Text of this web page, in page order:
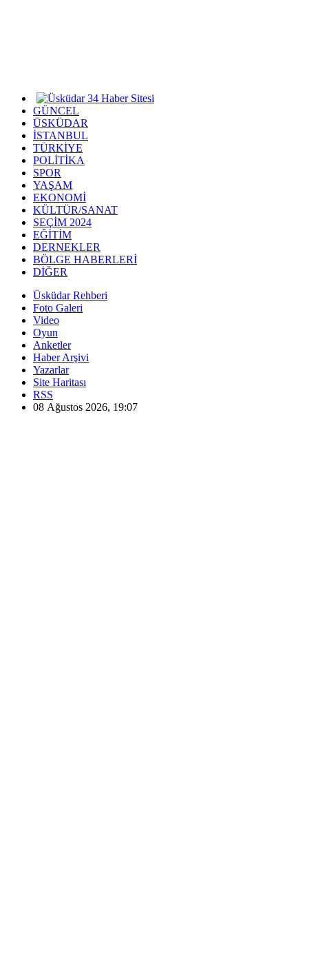
GÜNCEL
ÜSKÜDAR
İSTANBUL
TÜRKİYE
POLİTİKA
SPOR
YAŞAM
EKONOMİ
KÜLTÜR/SANAT
SEÇİM 2024
EĞİTİM
DERNEKLER
BÖLGE HABERLERİ
DİĞER
Üsküdar Rehberi
Foto Galeri
Video
Oyun
Anketler
Haber Arşivi
Yazarlar
Site Haritası
RSS
08 Ağustos 2026, 19:07